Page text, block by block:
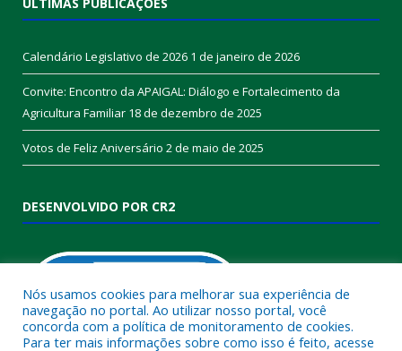
Calendário Legislativo de 2026 1 de janeiro de 2026
Convite: Encontro da APAIGAL: Diálogo e Fortalecimento da
Agricultura Familiar 18 de dezembro de 2025
Votos de Feliz Aniversário 2 de maio de 2025
DESENVOLVIDO POR CR2
Nós usamos cookies para melhorar sua experiência de
navegação no portal. Ao utilizar nosso portal, você
concorda com a política de monitoramento de cookies.
Para ter mais informações sobre como isso é feito, acesse